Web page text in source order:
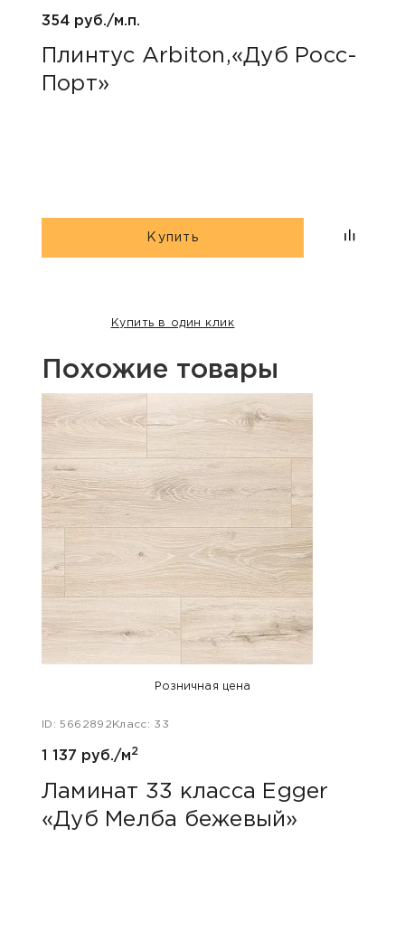
354 руб./м.п.
Плинтус Arbiton,«Дуб Росс-
Порт»
Купить
Купить в один клик
Похожие товары
Розничная цена
ID: 5662892 Класс: 33
1 137 руб./м2
Ламинат 33 класса Egger
«Дуб Мелба бежевый»